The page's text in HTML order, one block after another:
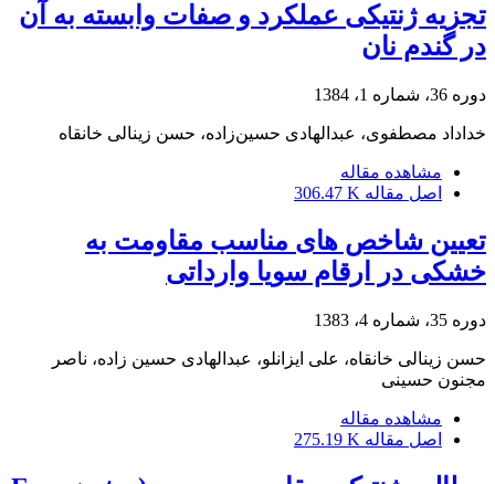
تجزیه ژنتیکی عملکرد و صفات وابسته به آن
در گندم نان
دوره 36، شماره 1، 1384
خداداد مصطفوی، عبدالهادی حسین‌زاده، حسن زینالی خانقاه
مشاهده مقاله
اصل مقاله 306.47 K
تعیین شاخص های مناسب مقاومت به
خشکی در ارقام سویا وارداتی
دوره 35، شماره 4، 1383
حسن زینالی خانقاه، علی ایزانلو، عبدالهادی حسین زاده، ناصر
مجنون حسینی
مشاهده مقاله
اصل مقاله 275.19 K